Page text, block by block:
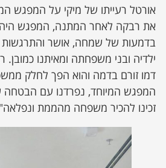
אורטל רעייתו של מיקי על המפגש
את רבקה לאחר המתנה, המפגש היה
בדמעות של שמחה, אושר
ילדיה ובני משפחתה ומאיתנו כמובן.
דמו זורם בדמה והוא הפך לחלק
המפגש המיוחד, נפרדנו עם
זכינו להכיר משפחה מהממת